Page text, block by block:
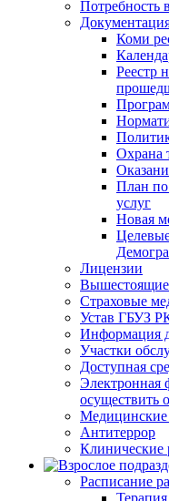
Потребность
Коми
Реестр
Охрана
План по
услуг
Новая
Лицензии
Страховые
Устав ГБУЗ
Информация
Участки
Доступная
Электронная
осуществить
Медицинские
Антитеррор
Клинические
Расписание
Терапия